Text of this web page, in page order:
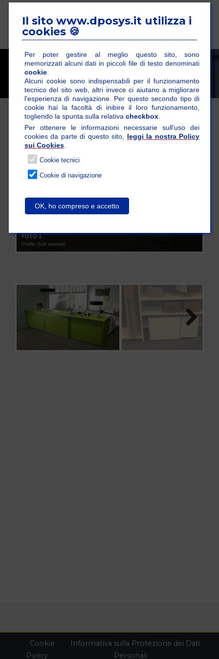
Ante sottotetto
Cookie
Policy
Informativa sulla Protezione dei Dati
Personali
Il sito www.dposys.it utilizza i
cookies 🍪
Per poter gestire al meglio questo sito, sono
memorizzati alcuni dati in piccoli file di testo denominati
cookie.
Alcuni cookie sono indispensabili per il funzionamento
tecnico del sito web, altri invece ci aiutano a migliorare
l'esperienza di navigazione. Per questo secondo tipo di
cookie hai la facoltà di inibire il loro funzionamento,
togliendo la spunta sulla relativa checkbox.
Per ottenere le informazioni necessarie sull'uso dei
cookies da parte di questo sito, leggi la nostra Policy
sui Cookies.
Cookie tecnici
Cookie di navigazione
OK, ho compreso e accetto